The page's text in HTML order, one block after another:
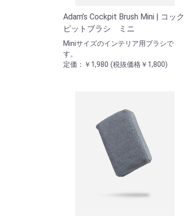
Adam’s Cockpit Brush Mini | コック
ピットブラシ ミニ
Miniサイズのインテリア用ブラシで
す。
定価：￥1,980 (税抜価格￥1,800)